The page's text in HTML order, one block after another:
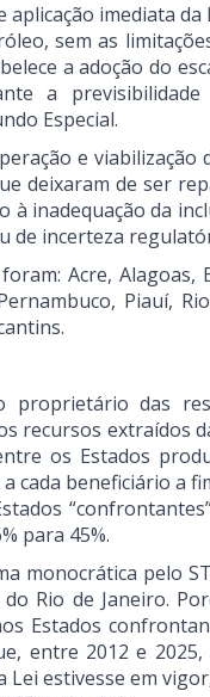
imediata
sem as
a adoção do
a previsibilidade
Especial.
e viabilização
deixaram de ser
inadequação da
de incerteza
Acre, Alagoas,
Piauí,
proprietário das
recursos extraídos
os Estados
cada beneficiário a
para 45%.
monocrática pelo
Rio de Janeiro.
Estados
entre 2012 e
Lei estivesse em